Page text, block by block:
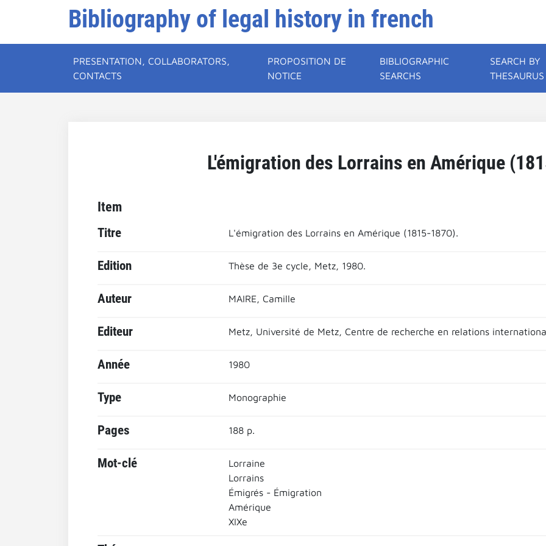
Bibliography of legal history in french
PRESENTATION, COLLABORATORS,
CONTACTS
PROPOSITION DE
NOTICE
BIBLIOGRAPHIC
SEARCHS
SEARCH BY
THESAURUS
L'émigration des Lorrains en Amérique
Item
Titre L'émigration des Lorrains en Amérique (1815-1870).
Edition Thèse de 3e cycle, Metz, 1980.
Auteur MAIRE, Camille
Editeur Metz, Université de Metz, Centre de recherche en relations
Année 1980
Type Monographie
Pages 188 p.
Mot-clé
Lorraine
Lorrains
Émigrés - Émigration
Amérique
XIXe